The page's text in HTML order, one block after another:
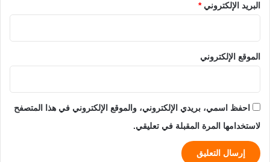
البريد الإلكتروني*
الموقع الإلكتروني
احفظ اسمي، بريدي الإلكتروني، والموقع الإلكتروني في هذا المتصفح
لاستخدامها المرة المقبلة في تعليقي.